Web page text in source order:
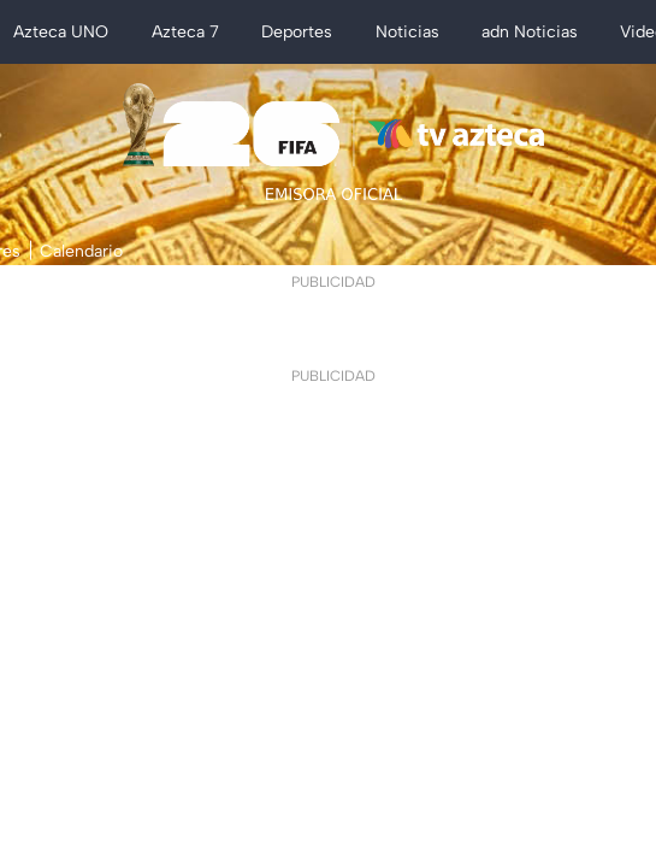
Azteca UNO Azteca 7 Deportes Noticias adn Noticias
Calendario
PUBLICIDAD
PUBLICIDAD